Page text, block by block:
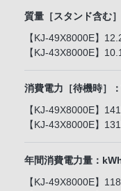
質量［スタンド含む
【KJ-49X8000E】
【KJ-43X8000E】
消費電力［待機時］
【KJ-49X8000E】
【KJ-43X8000E】
年間消費電力量：
【KJ-49X8000E】118